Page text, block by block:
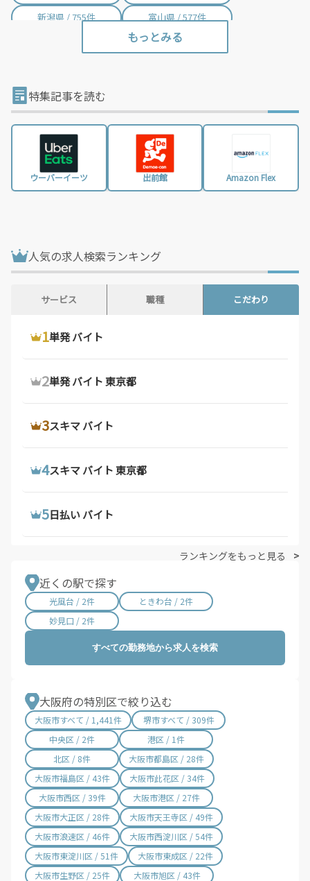
新潟県 / 755件
富山県 / 577件
福井県 / 415件
岐阜県 / 843件
愛知県 / 3,019件
三重県 / 1,000件
滋賀県 / 659件
京都府 / 1,409件
大阪府 / 3,337件
兵庫県 / 2,486件
奈良県 / 623件
和歌山県 / 322件
香川県 / 501件
愛媛県 / 436件
福岡県 / 1,698件
佐賀県 / 194件
特集記事を読む
ウーバーイーツ 出前館 Amazon Flex
人気の求人検索ランキング
サービス
1ウーバーイーツ 配達員
2ウーバーイーツ バイト
3ウーバーイーツ バイト 東京都
4ウーバーイーツ 配達員 大阪府
5ウーバーイーツ 求人
職種
1ドライバー 求人
2デリバリー バイト
3軽 貨物 求人
4配達 バイト
5トラック 運転 手 求人
こだわり
1単発 バイト
2単発 バイト 東京都
3スキマ バイト
4スキマ バイト 東京都
5日払い バイト
ランキングをもっと見る
近くの駅で探す
光風台 / 2件
ときわ台 / 2件
妙見口 / 2件
すべての勤務地から求人を検索
大阪府の特別区で絞り込む
大阪市すべて / 1,441件
堺市すべて / 309件
中央区 / 2件
港区 / 1件
北区 / 8件
大阪市都島区 / 28件
大阪市福島区 / 43件
大阪市此花区 / 34件
大阪市西区 / 39件
大阪市港区 / 27件
大阪市大正区 / 28件
大阪市天王寺区 / 49件
大阪市浪速区 / 46件
大阪市西淀川区 / 54件
大阪市東淀川区 / 51件
大阪市東成区 / 22件
大阪市生野区 / 25件
大阪市旭区 / 43件